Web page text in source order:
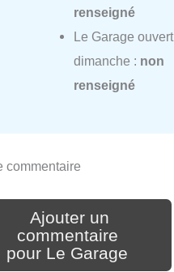
renseigné
Le Garage ouvert
dimanche : non
renseigné
commentaire
Ajouter un
commentaire
pour Le Garage